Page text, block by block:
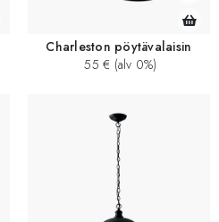
Charleston pöytävalaisin
55 € (alv 0%)